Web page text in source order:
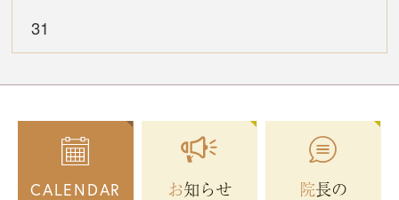
31
CALENDAR お知らせ
院長の